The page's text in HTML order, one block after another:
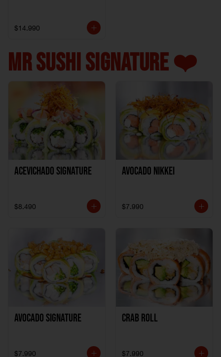
$14.990
MR SUSHI SIGNATURE ❤️
ACEVICHADO SIGNATURE
$8.490
AVOCADO NIKKEI
$7.990
AVOCADO SIGNATURE
$7.990
CRAB ROLL
$7.990